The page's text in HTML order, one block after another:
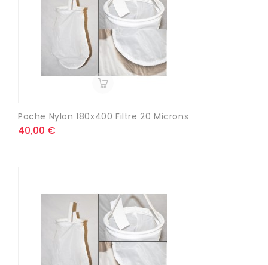
Poche Nylon 180x400 Filtre 20 Microns
40,00 €